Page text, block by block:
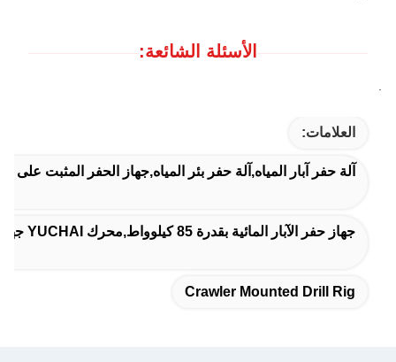
الأسئلة الشائعة:
العلامات:
آلة حفر آبار المياه,آلة حفر بئر المياه,جهاز الحفر المثبت على
جهاز حفر الآبار المائية بقدرة 85 كيلوواط,محرك YUCHAI جهاز حفر الآبار,YUCHAI محرك حفر الزحف
Crawler Mounted Drill Rig